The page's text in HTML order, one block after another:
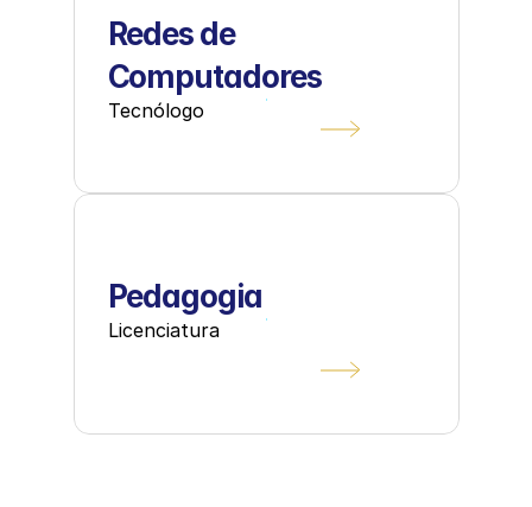
Redes de
Computadores
Tecnólogo
Pedagogia
Licenciatura